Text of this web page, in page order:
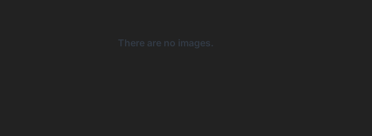
There are no images.